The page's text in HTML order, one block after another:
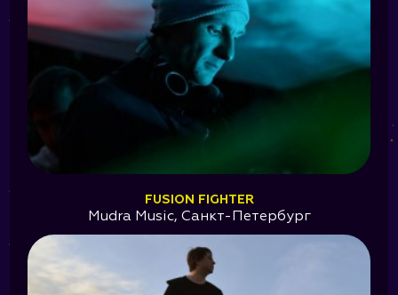
FUSION FIGHTER
Mudra Music, Санкт-Петербург